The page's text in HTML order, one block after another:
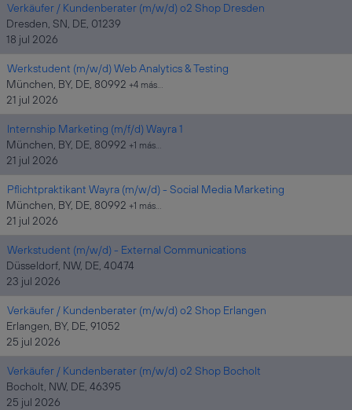
Verkäufer / Kundenberater (m/w/d) o2 Shop Dresden
Dresden, SN, DE, 01239
18 jul 2026
Werkstudent (m/w/d) Web Analytics & Testing
München, BY, DE, 80992 +4 más…
21 jul 2026
Internship Marketing (m/f/d) Wayra 1
München, BY, DE, 80992 +1 más…
21 jul 2026
Pflichtpraktikant Wayra (m/w/d) - Social Media Marketing
München, BY, DE, 80992 +1 más…
21 jul 2026
Werkstudent (m/w/d) - External Communications
Düsseldorf, NW, DE, 40474
23 jul 2026
Verkäufer / Kundenberater (m/w/d) o2 Shop Erlangen
Erlangen, BY, DE, 91052
25 jul 2026
Verkäufer / Kundenberater (m/w/d) o2 Shop Bocholt
Bocholt, NW, DE, 46395
25 jul 2026